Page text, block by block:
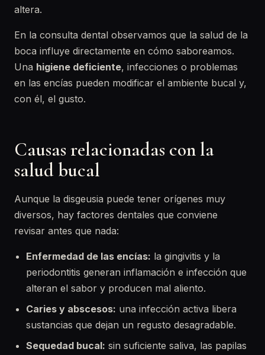
altera.
En la consulta dental observamos que la salud de la
boca influye directamente en cómo saboreamos.
Una higiene deficiente, infecciones o problemas
en las encías pueden modificar el ambiente bucal y,
con él, el gusto.
Causas relacionadas con la
salud bucal
Aunque la disgeusia puede tener orígenes muy
diversos, hay factores dentales que conviene
revisar antes que nada:
Enfermedad de las encías: la gingivitis y la
periodontitis generan inflamación e infección que
alteran el sabor y producen mal aliento.
Caries y abscesos: una infección activa libera
sustancias que dejan un regusto desagradable.
Sequedad bucal: sin suficiente saliva, las papilas